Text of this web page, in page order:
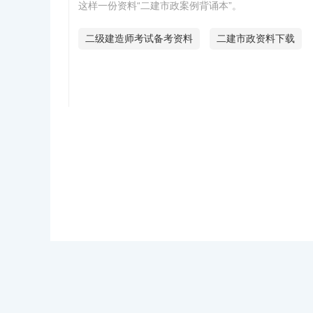
这样一份资料“二建市政案例背诵本”。
二级建造师考试备考资料 二建市政资料下载